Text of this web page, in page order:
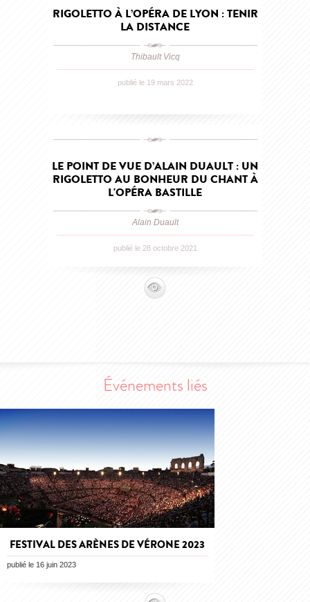
RIGOLETTO À L’OPÉRA DE LYON : TENIR
LA DISTANCE
Thibault Vicq
publié le 19 mars 2022
LE POINT DE VUE D’ALAIN DUAULT : UN
RIGOLETTO AU BONHEUR DU CHANT À
L'OPÉRA BASTILLE
Alain Duault
publié le 28 octobre 2021
Événements liés
FESTIVAL DES ARÈNES DE VÉRONE 2023
publié le 16 juin 2023